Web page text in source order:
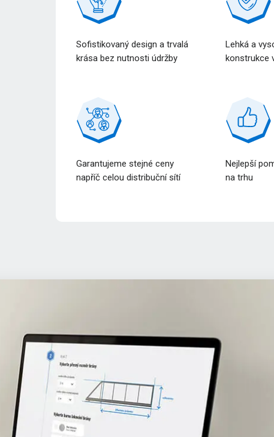
Sofistikovaný design a trvalá
krása bez nutnosti údržby
Lehká a
konstrukce
Garantujeme stejné ceny
napříč celou distribuční sítí
Nejlepší
na trhu